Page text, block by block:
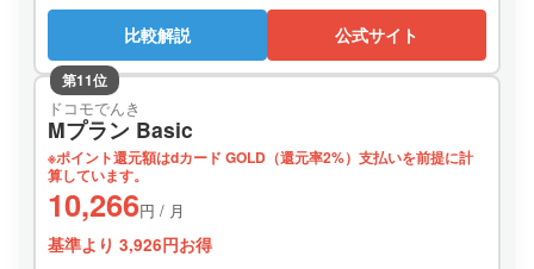
比較解説 公式サイト
第11位
ドコモでんき
Mプラン Basic
※ポイント還元額はdカード GOLD（還元率2%）支払いを前提に計
算しています。
10,266円 / 月
基準より 3,926円お得